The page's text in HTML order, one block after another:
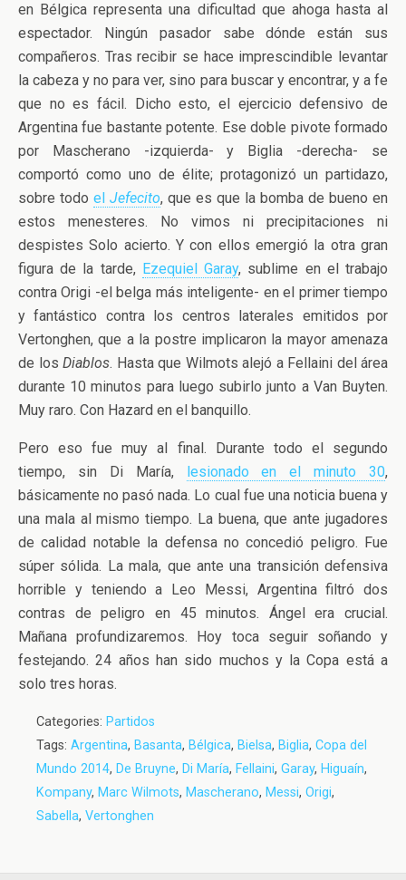
en Bélgica representa una dificultad que ahoga hasta al
espectador. Ningún pasador sabe dónde están sus
compañeros. Tras recibir se hace imprescindible levantar
la cabeza y no para ver, sino para buscar y encontrar, y a fe
que no es fácil. Dicho esto, el ejercicio defensivo de
Argentina fue bastante potente. Ese doble pivote formado
por Mascherano -izquierda- y Biglia -derecha- se
comportó como uno de élite; protagonizó un partidazo,
sobre todo el Jefecito, que es que la bomba de bueno en
estos menesteres. No vimos ni precipitaciones ni
despistes Solo acierto. Y con ellos emergió la otra gran
figura de la tarde, Ezequiel Garay, sublime en el trabajo
contra Origi -el belga más inteligente- en el primer tiempo
y fantástico contra los centros laterales emitidos por
Vertonghen, que a la postre implicaron la mayor amenaza
de los Diablos. Hasta que Wilmots alejó a Fellaini del área
durante 10 minutos para luego subirlo junto a Van Buyten.
Muy raro. Con Hazard en el banquillo.
Pero eso fue muy al final. Durante todo el segundo
tiempo, sin Di María, lesionado en el minuto 30,
básicamente no pasó nada. Lo cual fue una noticia buena y
una mala al mismo tiempo. La buena, que ante jugadores
de calidad notable la defensa no concedió peligro. Fue
súper sólida. La mala, que ante una transición defensiva
horrible y teniendo a Leo Messi, Argentina filtró dos
contras de peligro en 45 minutos. Ángel era crucial.
Mañana profundizaremos. Hoy toca seguir soñando y
festejando. 24 años han sido muchos y la Copa está a
solo tres horas.
Categories: Partidos
Tags: Argentina, Basanta, Bélgica, Bielsa, Biglia, Copa del
Mundo 2014, De Bruyne, Di María, Fellaini, Garay, Higuaín,
Kompany, Marc Wilmots, Mascherano, Messi, Origi,
Sabella, Vertonghen